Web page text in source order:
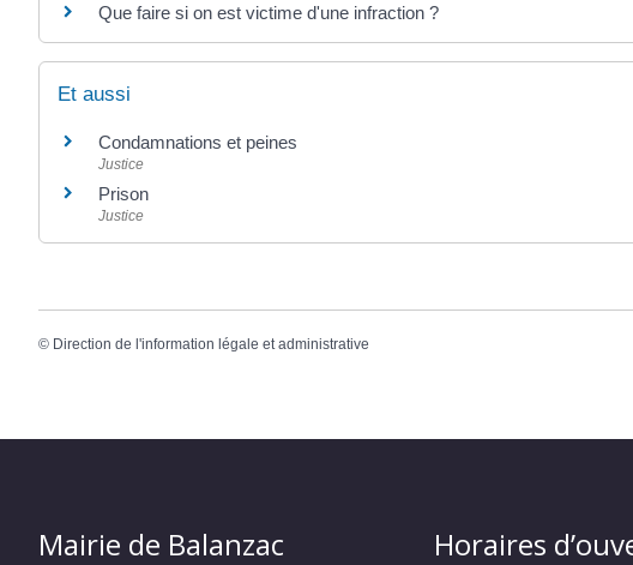
Que faire si on est victime d'une infraction ?
Et aussi
Condamnations et peines
Justice
Prison
Justice
© Direction de l'information légale et administrative
Mairie de Balanzac
Horaires